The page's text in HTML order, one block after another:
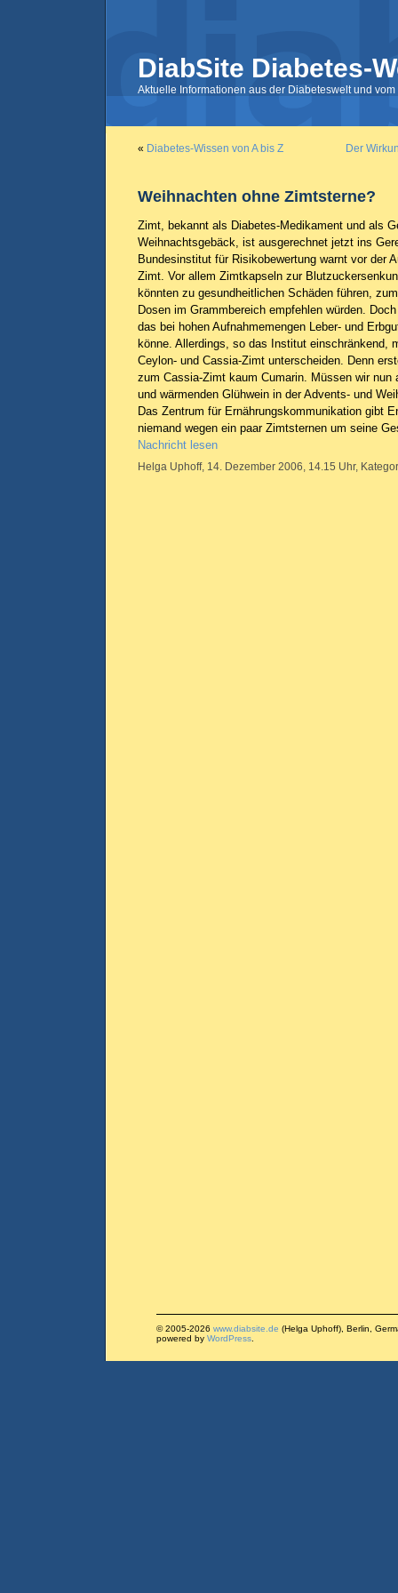
DiabSite Diabetes-
Aktuelle Informationen aus der Diabeteswelt und
« Diabetes-Wissen von A bis Z Der
Weihnachten ohne Zimtsterne?
Zimt, bekannt als Diabetes-Medikament und als
Weihnachtsgebäck, ist ausgerechnet jetzt ins
Bundesinstitut für Risikobewertung warnt vor der
Zimt. Vor allem Zimtkapseln zur
könnten zu gesundheitlichen Schäden führen,
Dosen im Grammbereich empfehlen würden.
das bei hohen Aufnahmemengen Leber- und
könne. Allerdings, so das Institut einschränkend,
Ceylon- und Cassia-Zimt unterscheiden. Denn
zum Cassia-Zimt kaum Cumarin. Müssen wir nun
und wärmenden Glühwein in der Advents- und
Das Zentrum für Ernährungskommunikation gibt
niemand wegen ein paar Zimtsternen um seine
Nachricht lesen
Helga Uphoff, 14. Dezember 2006, 14.15 Uhr,
© 2005-2026 www.diabsite.de (Helga Uphoff), Berlin,
powered by WordPress.